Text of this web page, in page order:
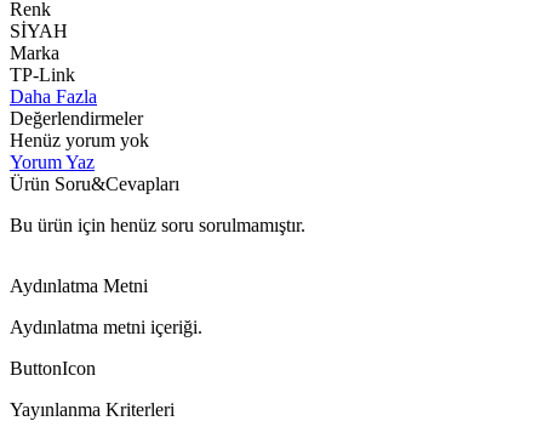
Renk
SİYAH
Marka
TP-Link
Daha Fazla
Değerlendirmeler
Henüz yorum yok
Yorum Yaz
Ürün Soru&Cevapları
Bu ürün için henüz soru sorulmamıştır.
Aydınlatma Metni
Aydınlatma metni içeriği.
ButtonIcon
Yayınlanma Kriterleri